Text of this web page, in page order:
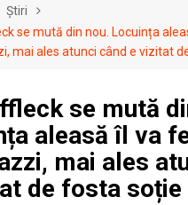
Știri
se mută din nou. Locuința
mai ales atunci când e vizitat
se mută
aleasă îl va
mai ales
de fosta soție